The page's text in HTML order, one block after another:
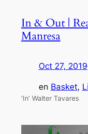
In & Out |
Manresa
Oct 27, 2019
en Basket,
‘In’ Walter Tavares